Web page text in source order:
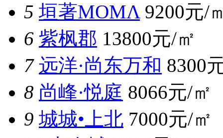
5 垣著MOMΛ 9200元/
6 紫枫郡 13800元/㎡
7 远洋·尚东万和 8300
8 尚峰·悦庭 8066元/㎡
9 城城•上北 7000元/㎡